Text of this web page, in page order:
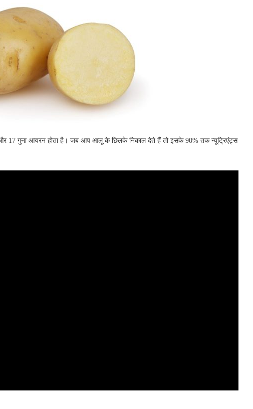
17 गुना आयरन होता है। जब आप आलू के छिलके निकाल देते हैं तो इसके 90% तक न्यूट्रिएंट्स